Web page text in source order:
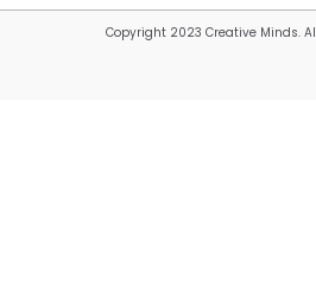
Copyright 2023 Creative Minds.